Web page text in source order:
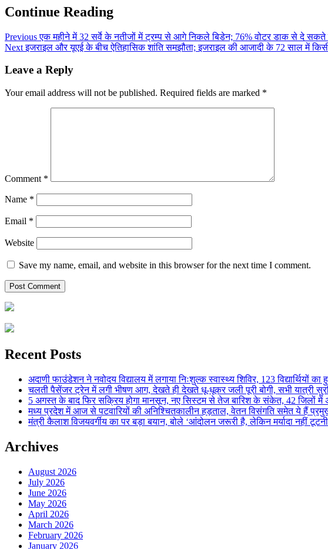
Continue Reading
Previousएक महीने में 32 सर्वे के नतीजों में ट्रम्प से आगे निकले बिडेन; 76% वोटर डाक से दे सकते
Nextइजराइल और यूएई के बीच ऐतिहासिक शांति समझौता; इजराइल की आजादी के 72 साल में
Leave a Reply
Your email address will not be published. Required fields are marked *
Comment *
Name *
Email *
Website
Save my name, email, and website in this browser for the next time I comment.
Recent Posts
अदाणी फाउंडेशन ने नवोदय विद्यालय में लगाया निःशुल्क स्वास्थ्य शिविर, 123 विद्यार्थियों का
चलती पैसेंजर ट्रेन में लगी भीषण आग, देखते ही देखते धू-धूकर जली पूरी बोगी, सभी यात्री
5 अगस्त के बाद फिर सक्रिय होगा मानसून, नए सिस्टम से तेज बारिश के संकेत, 42 जिलों में
मध्य प्रदेश में आज से पटवारियों की अनिश्चितकालीन हड़ताल, वेतन विसंगति समेत ये हैं
मंत्री कैलाश विजयवर्गीय का पर बड़ा बयान, बोले ‘आंदोलन जरूरी है, लेकिन मर्यादा नहीं टूटनी
Archives
August 2026
July 2026
June 2026
May 2026
April 2026
March 2026
February 2026
January 2026